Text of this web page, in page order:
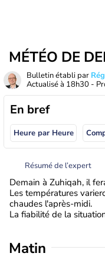
MÉTÉO DE
Bulletin établi par
Actualisé à 18h30 -
En bref
Heure par Heure
Résumé de l’expert
Demain à Zuhiqah, il
Les températures
chaudes l'après-midi.
La fiabilité de la
Matin